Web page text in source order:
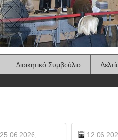
Διοικητικό Συμβούλιο
25.06.2026,